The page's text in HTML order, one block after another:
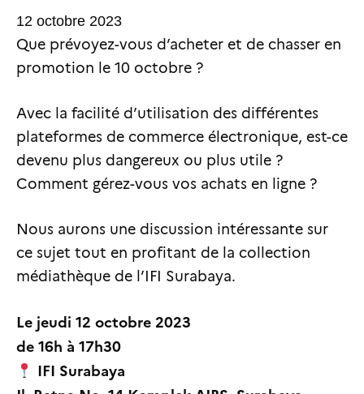
12 octobre 2023
Que prévoyez-vous d’acheter et de chasser en
promotion le 10 octobre ?
Avec la facilité d’utilisation des différentes
plateformes de commerce électronique, est-ce
devenu plus dangereux ou plus utile ?
Comment gérez-vous vos achats en ligne ?
Nous aurons une discussion intéressante sur
ce sujet tout en profitant de la collection
médiathèque de l’IFI Surabaya.
Le jeudi 12 octobre 2023
de 16h à 17h30
IFI Surabaya